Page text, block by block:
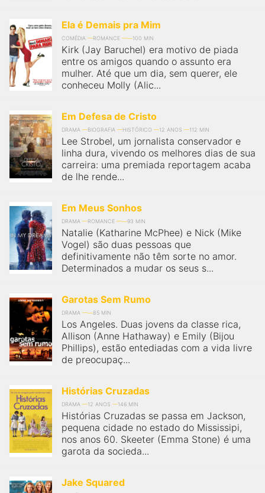
Ela é Demais pra Mim
COMÉDIA ROMANCE 100 MIN
Kirk (Jay Baruchel) era motivo de piada
entre os amigos quando o assunto era
mulher. Até que um dia, sem querer, ele
conheceu Molly (Alic...
Em Defesa de Cristo
DRAMA BIOGRAFIA HISTÓRICO 12 ANOS 112 MIN
Lee Strobel, um jornalista conservador e
linha dura, vivendo os melhores dias de sua
carreira: uma premiada reportagem acaba
de lhe rende...
Em Meus Sonhos
DRAMA ROMANCE 93 MIN
Natalie (Katharine McPhee) e Nick (Mike
Vogel) são duas pessoas que
definitivamente não têm sorte no amor.
Determinados a mudar os seus s...
Garotas Sem Rumo
DRAMA 85 MIN
Los Angeles. Duas jovens da classe rica,
Allison (Anne Hathaway) e Emily (Bijou
Phillips), estão entediadas com a vida livre
de preocupaç...
Histórias Cruzadas
DRAMA 12 ANOS 146 MIN
Histórias Cruzadas se passa em Jackson,
pequena cidade no estado do Mississipi,
nos anos 60. Skeeter (Emma Stone) é uma
garota da socieda...
Jake Squared